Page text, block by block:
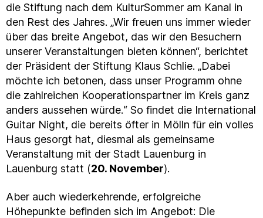
die Stiftung nach dem KulturSommer am Kanal in
den Rest des Jahres. „Wir freuen uns immer wieder
über das breite Angebot, das wir den Besuchern
unserer Veranstaltungen bieten können“, berichtet
der Präsident der Stiftung Klaus Schlie. „Dabei
möchte ich betonen, dass unser Programm ohne
die zahlreichen Kooperationspartner im Kreis ganz
anders aussehen würde.“ So findet die International
Guitar Night, die bereits öfter in Mölln für ein volles
Haus gesorgt hat, diesmal als gemeinsame
Veranstaltung mit der Stadt Lauenburg in
Lauenburg statt (20. November).
Aber auch wiederkehrende, erfolgreiche
Höhepunkte befinden sich im Angebot: Die